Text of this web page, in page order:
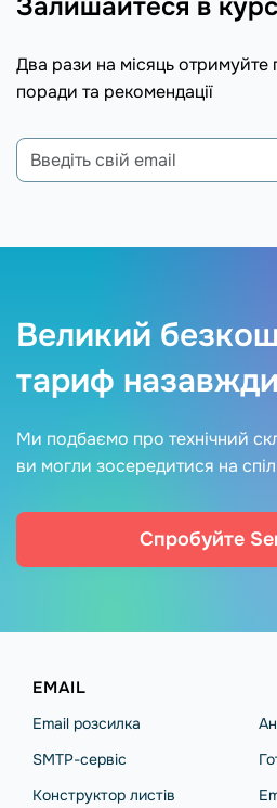
Залишайтеся в
Два рази на місяць
поради та рекомендації
Великий
тариф назавжди
Ми подбаємо про технічний
ви могли зосередитися на
Спробуйте
EMAIL
Email розсилка
SMTP-сервіс
Конструктор листів